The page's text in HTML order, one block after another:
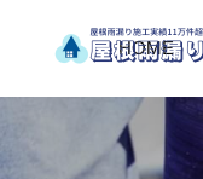
HOME